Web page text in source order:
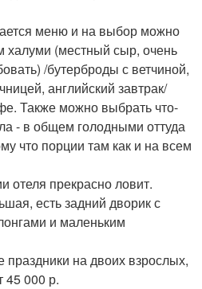
меню и на выбор можно
халуми (местный сыр, очень
/бутерброды с ветчиной,
английский завтрак/
Также можно выбрать что-
- в общем голодными оттуда
что порции там как и на всем
отеля прекрасно ловит.
есть задний дворик с
и маленьким
на двоих взрослых,
45 000 р.